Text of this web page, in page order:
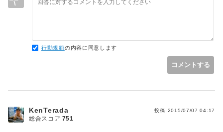
行動規範の内容に同意します
コメントする
投稿 2015/07/07 04:17
KenTerada
総合スコア 751